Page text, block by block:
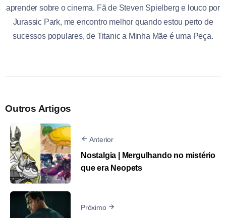
aprender sobre o cinema. Fã de Steven Spielberg e louco por
Jurassic Park, me encontro melhor quando estou perto de
sucessos populares, de Titanic a Minha Mãe é uma Peça.
Outros Artigos
Anterior
Nostalgia | Mergulhando no mistério
que era Neopets
Próximo